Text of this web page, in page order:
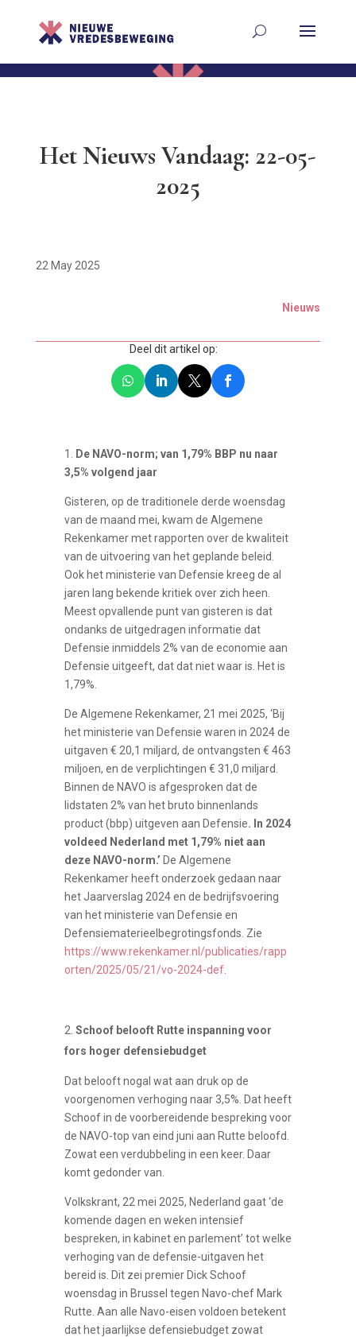
Het Nieuws Vandaag: 22-05-
2025
22 May 2025
Nieuws
Deel dit artikel op:
1.
De NAVO-norm; van 1,79% BBP nu naar
3,5% volgend jaar
Gisteren, op de traditionele derde woensdag
van de maand mei, kwam de Algemene
Rekenkamer met rapporten over de kwaliteit
van de uitvoering van het geplande beleid.
Ook het ministerie van Defensie kreeg de al
jaren lang bekende kritiek over zich heen.
Meest opvallende punt van gisteren is dat
ondanks de uitgedragen informatie dat
Defensie inmiddels 2% van de economie aan
Defensie uitgeeft, dat dat niet waar is. Het is
1,79%.
De Algemene Rekenkamer, 21 mei 2025, ‘Bij
het ministerie van Defensie waren in 2024 de
uitgaven € 20,1 miljard, de ontvangsten € 463
miljoen, en de verplichtingen € 31,0 miljard.
Binnen de NAVO is afgesproken dat de
lidstaten 2% van het bruto binnenlands
product (bbp) uitgeven aan Defensie. In 2024
voldeed Nederland met 1,79% niet aan
deze NAVO-norm.’ De Algemene
Rekenkamer heeft onderzoek gedaan naar
het Jaarverslag 2024 en de bedrijfsvoering
van het ministerie van Defensie en
Defensiematerieelbegrotingsfonds. Zie
https://www.rekenkamer.nl/publicaties/rapp
orten/2025/05/21/vo-2024-def.
Schoof belooft Rutte inspanning voor
fors hoger defensiebudget
Dat belooft nogal wat aan druk op de
voorgenomen verhoging naar 3,5%. Dat heeft
Schoof in de voorbereidende bespreking voor
de NAVO-top van eind juni aan Rutte beloofd.
Zowat een verdubbeling in een keer. Daar
komt gedonder van.
Volkskrant, 22 mei 2025, Nederland gaat ‘de
komende dagen en weken intensief
bespreken, in kabinet en parlement’ tot welke
verhoging van de defensie-uitgaven het
bereid is. Dit zei premier Dick Schoof
woensdag in Brussel tegen Navo-chef Mark
Rutte. Aan alle Navo-eisen voldoen betekent
dat het jaarlijkse defensiebudget zowat